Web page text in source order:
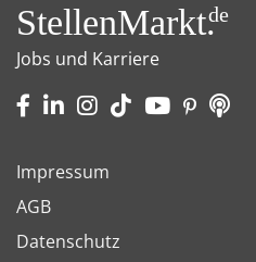
StellenMarkt.de
Jobs und Karriere
Impressum
AGB
Datenschutz